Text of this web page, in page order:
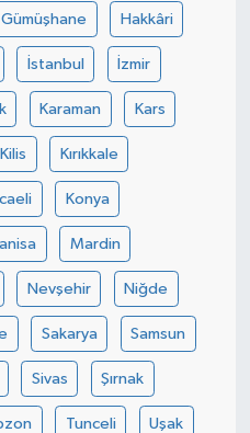
Gümüşhane Hakkâri
İstanbul İzmir
Karaman Kars
Kilis Kırıkkale
Konya
Mardin
Nevşehir Niğde
Sakarya Samsun
Sivas Şırnak
Tunceli Uşak